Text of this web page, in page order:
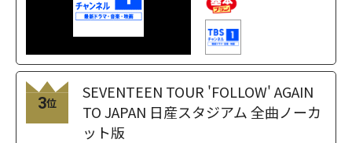
3位
SEVENTEEN TOUR 'FOLLOW' AGAIN
TO JAPAN 日産スタジアム 全曲ノーカ
ット版